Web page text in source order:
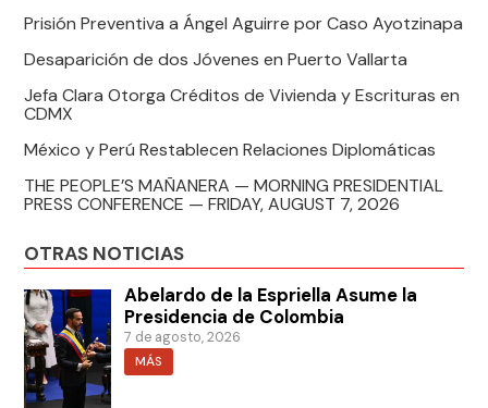
Prisión Preventiva a Ángel Aguirre por Caso Ayotzinapa
Desaparición de dos Jóvenes en Puerto Vallarta
Jefa Clara Otorga Créditos de Vivienda y Escrituras en
CDMX
México y Perú Restablecen Relaciones Diplomáticas
THE PEOPLE’S MAÑANERA — MORNING PRESIDENTIAL
PRESS CONFERENCE — FRIDAY, AUGUST 7, 2026
OTRAS NOTICIAS
Abelardo de la Espriella Asume la
Presidencia de Colombia
7 de agosto, 2026
MÁS